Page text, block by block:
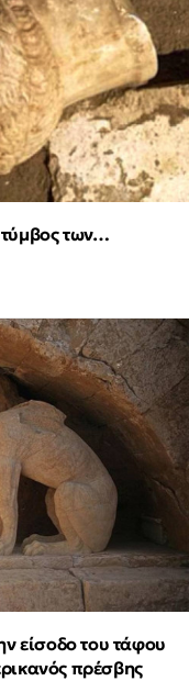
τύμβος των…
είσοδο του τάφου
πρέσβης